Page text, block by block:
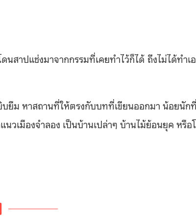
นสาปแช่งมาจากกรรมที่เคยทำไว้ก็ได้ ถึงไม่ได้ทำเ
ยืม หาสถานที่ให้ตรงกับบทที่เขียนออกมา น้อยนักที่
วเมืองจำลอง เป็นบ้านเปล่าๆ บ้านไม้ย้อนยุค หรือ